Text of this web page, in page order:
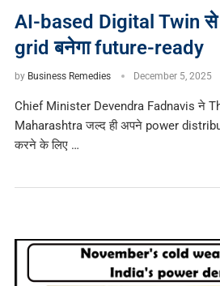
AI-based Digital Twin
grid बनेगा future-ready
by Business Remedies December 5, 2025
Chief Minister Devendra Fadnavis ने
Maharashtra जल्द ही अपने power
करने के लिए …